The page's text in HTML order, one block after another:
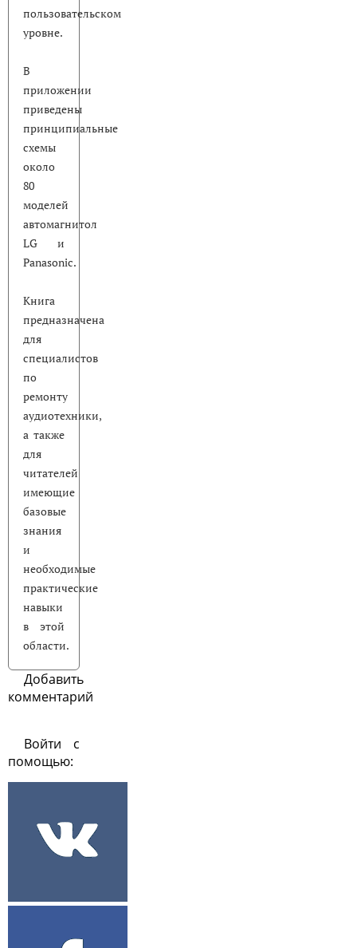
пользовательском
уровне.
В
приложении
приведены
принципиальные
схемы
около
80
моделей
автомагнитол
LG и
Panasonic.
Книга
предназначена
для
специалистов
по
ремонту
аудиотехники,
а также
для
читателей
имеющие
базовые
знания
и
необходимые
практические
навыки
в этой
области.
Добавить
комментарий
Войти с
помощью: